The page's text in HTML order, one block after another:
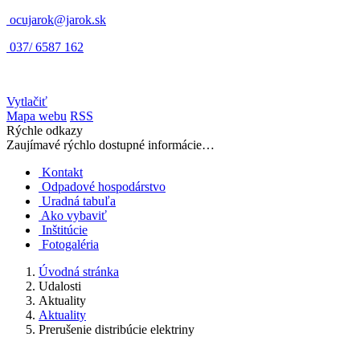
ocujarok@jarok.sk
037/ 6587 162
Vytlačiť
Mapa webu RSS
Rýchle odkazy
Zaujímavé rýchlo dostupné informácie…
Kontakt
Odpadové hospodárstvo
Uradná tabuľa
Ako vybaviť
Inštitúcie
Fotogaléria
Úvodná stránka
Udalosti
Aktuality
Aktuality
Prerušenie distribúcie elektriny